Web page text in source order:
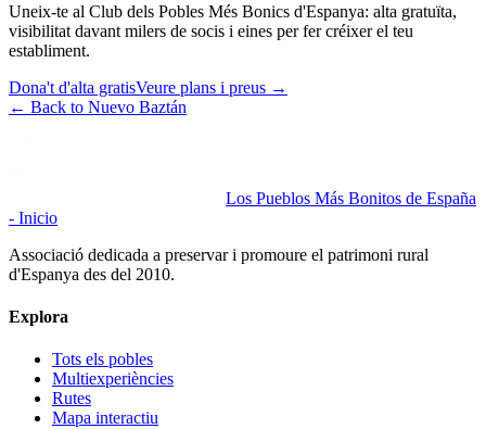
Uneix-te al Club dels Pobles Més Bonics d'Espanya: alta gratuïta,
visibilitat davant milers de socis i eines per fer créixer el teu
establiment.
Dona't d'alta gratisVeure plans i preus →
← Back to Nuevo Baztán
Los Pueblos Más Bonitos de España
- Inicio
Associació dedicada a preservar i promoure el patrimoni rural
d'Espanya des del 2010.
Explora
Tots els pobles
Multiexperiències
Rutes
Mapa interactiu